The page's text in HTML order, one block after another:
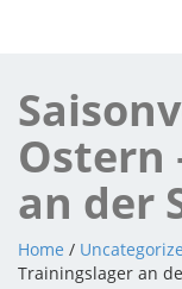
Ostern
an der
Home /
Trainingslager an